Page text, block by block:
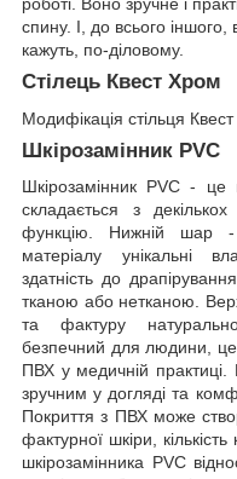
спину. І, до всього іншого,
кажуть, по-діловому.
Стілець Квест Хром
Модифікація стільця
Шкірозамінник PVC
Шкірозамінник PVC - це
складається з
функцію. Нижній шар -
матеріалу унікальні
здатність до
тканою або нетканою.
та фактуру
безпечний для людини,
ПВХ у медичній практиці.
зручним у догляді та
Покриття з ПВХ може
фактурної шкіри,
шкірозамінника PVC